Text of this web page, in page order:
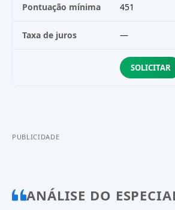
Pontuação mínima 451
Taxa de juros —
SOLICITAR
PUBLICIDADE
ANÁLISE DO